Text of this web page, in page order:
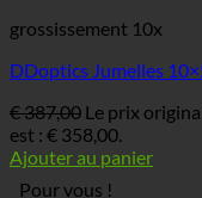
grossissement 10x
DDoptics Jumelles
€387,00 Le prix
est : € 358,00.
Ajouter au panier
Pour vous !